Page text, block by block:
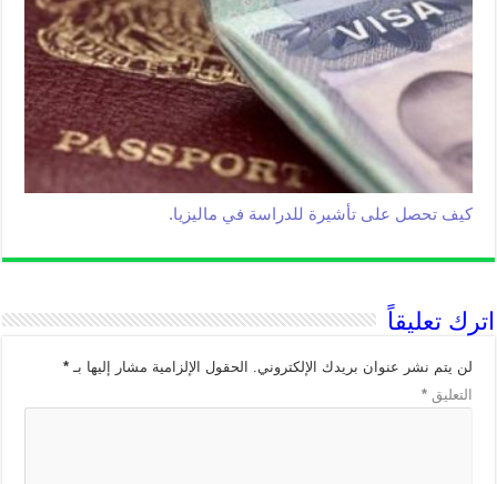
كيف تحصل على تأشيرة للدراسة في ماليزيا.
اترك تعليقاً
لن يتم نشر عنوان بريدك الإلكتروني. الحقول الإلزامية مشار إليها بـ*
التعليق*